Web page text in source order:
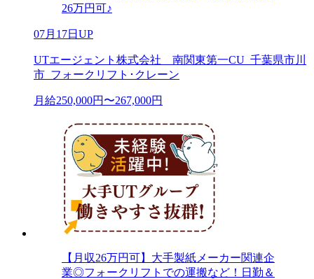
26万円可♪
07月17日UP
UTエージェント株式会社 南関東第一CU_千葉県市川
市_フォークリフト･クレーン
月給250,000円〜267,000円
【月収26万円可】大手製紙メーカー関連企
業◎フォークリフトでの運搬など！日勤＆